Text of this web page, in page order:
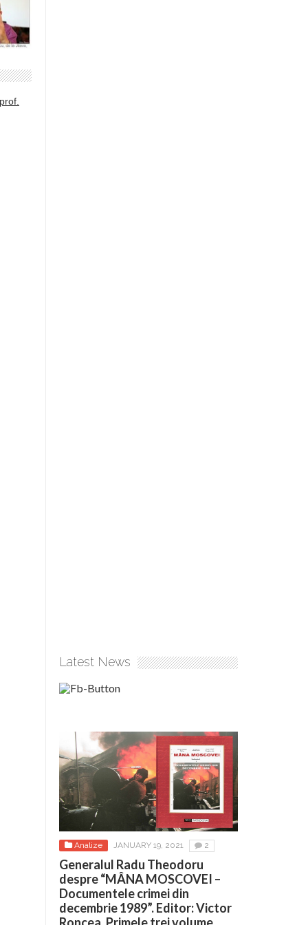
Latest News
Analize JANUARY 19, 2021 2
Generalul Radu Theodoru
despre “MÂNA MOSCOVEI –
Documentele crimei din
decembrie 1989”. Editor: Victor